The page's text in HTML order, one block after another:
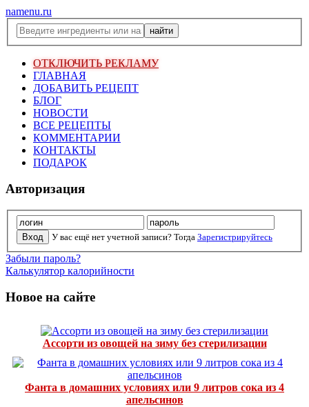
namenu.ru
ОТКЛЮЧИТЬ РЕКЛАМУ
ГЛАВНАЯ
ДОБАВИТЬ РЕЦЕПТ
БЛОГ
НОВОСТИ
ВСЕ РЕЦЕПТЫ
КОММЕНТАРИИ
КОНТАКТЫ
ПОДАРОК
Авторизация
У вас ещё нет учетной записи? Тогда Зарегистрируйтесь
Забыли пароль?
Калькулятор калорийности
Новое на сайте
Ассорти из овощей на зиму без стерилизации
Фанта в домашних условиях или 9 литров сока из 4
апельсинов